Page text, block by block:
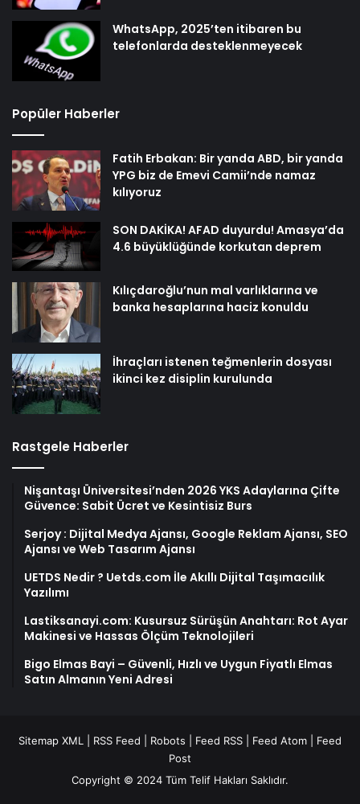
WhatsApp, 2025’ten itibaren bu
telefonlarda desteklenmeyecek
Popüler Haberler
Fatih Erbakan: Bir yanda ABD, bir yanda
YPG biz de Emevi Camii’nde namaz
kılıyoruz
SON DAKİKA! AFAD duyurdu! Amasya’da
4.6 büyüklüğünde korkutan deprem
Kılıçdaroğlu’nun mal varlıklarına ve
banka hesaplarına haciz konuldu
İhraçları istenen teğmenlerin dosyası
ikinci kez disiplin kurulunda
Rastgele Haberler
Nişantaşı Üniversitesi’nden 2026 YKS Adaylarına Çifte
Güvence: Sabit Ücret ve Kesintisiz Burs
Serjoy : Dijital Medya Ajansı, Google Reklam Ajansı, SEO
Ajansı ve Web Tasarım Ajansı
UETDS Nedir ? Uetds.com İle Akıllı Dijital Taşımacılık
Yazılımı
Lastiksanayi.com: Kusursuz Sürüşün Anahtarı: Rot Ayar
Makinesi ve Hassas Ölçüm Teknolojileri
Bigo Elmas Bayi – Güvenli, Hızlı ve Uygun Fiyatlı Elmas
Satın Almanın Yeni Adresi
Sitemap XML RSS Feed Robots Feed RSS Feed Atom
Feed
Post
Copyright © 2024 Tüm Telif Hakları Saklıdır.